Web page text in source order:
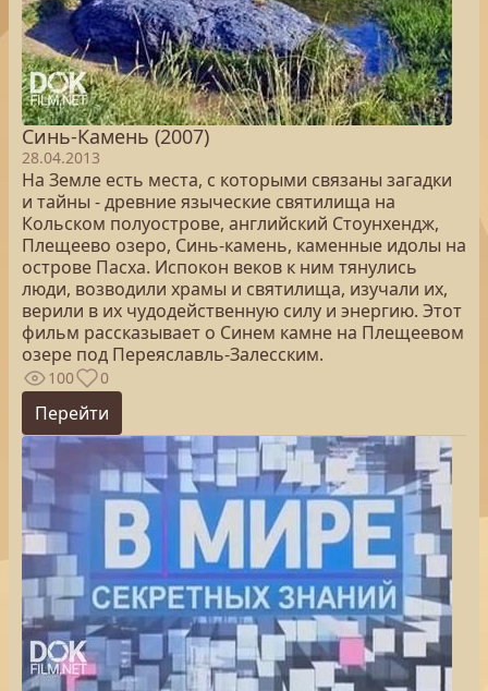
Синь-Камень (2007)
28.04.2013
На Земле есть места, с которыми связаны загадки
и тайны - древние языческие святилища на
Кольском полуострове, английский Стоунхендж,
Плещеево озеро, Синь-камень, каменные идолы на
острове Пасха. Испокон веков к ним тянулись
люди, возводили храмы и святилища, изучали их,
верили в их чудодейственную силу и энергию. Этот
фильм рассказывает о Синем камне на Плещеевом
озере под Переяславль-Залесским.
100 0
Перейти